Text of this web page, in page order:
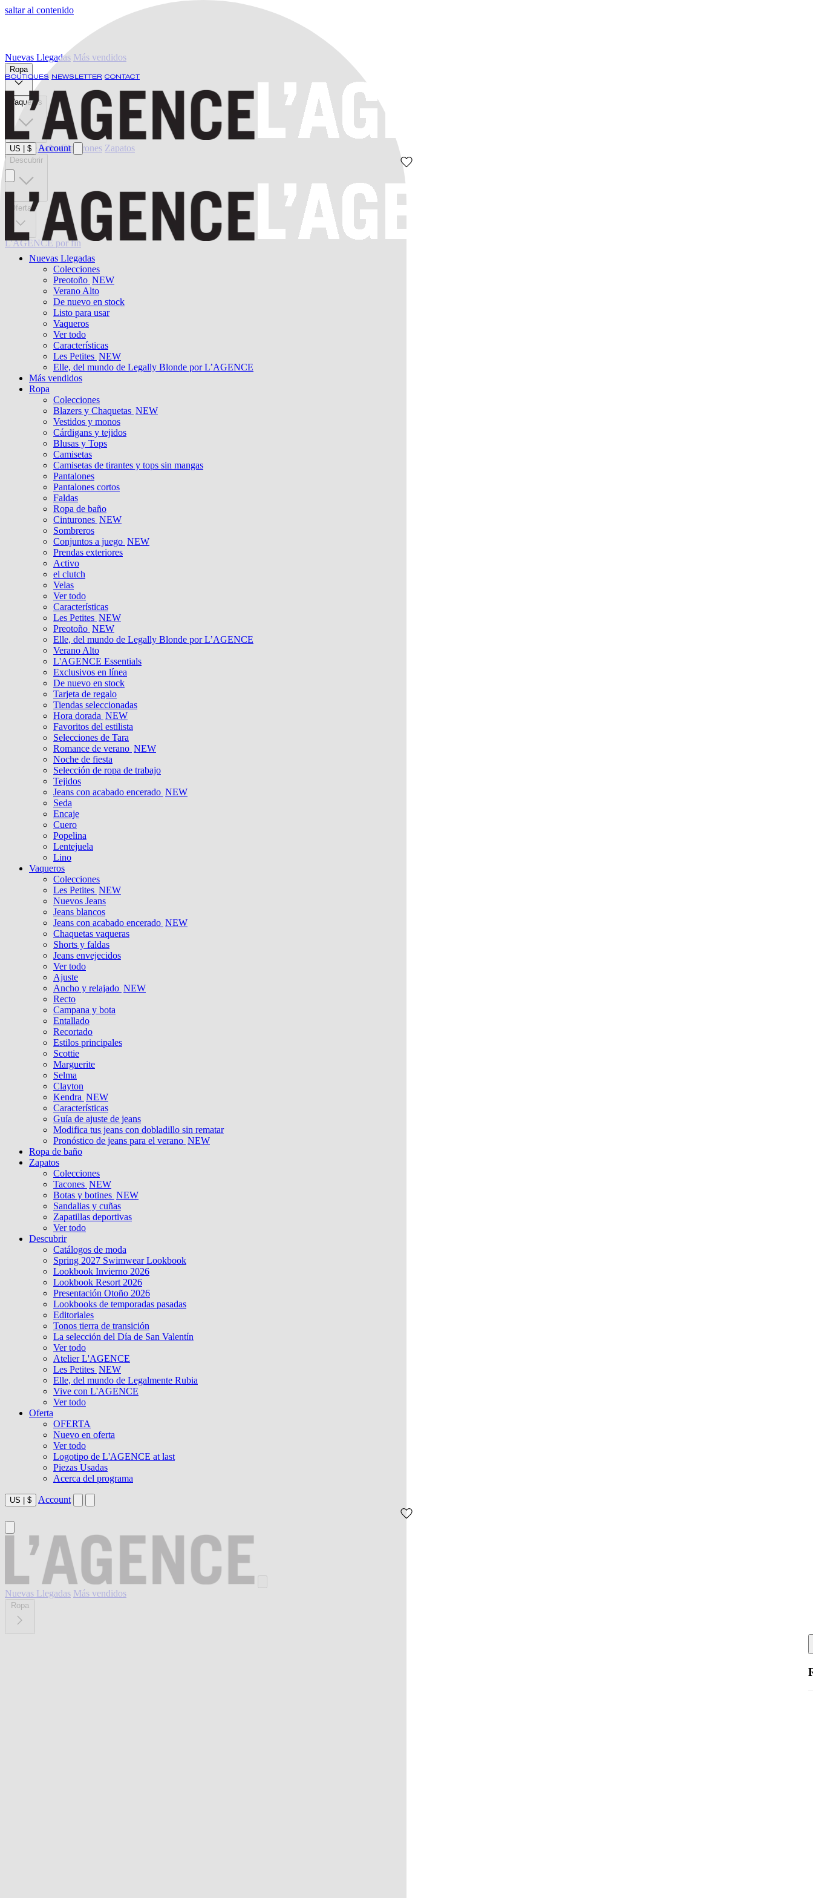
saltar al contenido
BOUTIQUES NEWSLETTER CONTACT
US $ Account
Nuevas Llegadas
Colecciones
Preotoño NEW
Verano Alto
De nuevo en stock
Listo para usar
Vaqueros
Ver todo
Características
Les Petites NEW
Elle, del mundo de Legally Blonde por L’AGENCE
Más vendidos
Ropa
Colecciones
Blazers y Chaquetas NEW
Vestidos y monos
Cárdigans y tejidos
Blusas y Tops
Camisetas
Camisetas de tirantes y tops sin mangas
Pantalones
Pantalones cortos
Faldas
Ropa de baño
Cinturones NEW
Sombreros
Conjuntos a juego NEW
Prendas exteriores
Activo
el clutch
Velas
Ver todo
Características
Les Petites NEW
Preotoño NEW
Elle, del mundo de Legally Blonde por L’AGENCE
Verano Alto
L'AGENCE Essentials
Exclusivos en línea
De nuevo en stock
Tarjeta de regalo
Tiendas seleccionadas
Hora dorada NEW
Favoritos del estilista
Selecciones de Tara
Romance de verano NEW
Noche de fiesta
Selección de ropa de trabajo
Tejidos
Jeans con acabado encerado NEW
Seda
Encaje
Cuero
Popelina
Lentejuela
Lino
Vaqueros
Colecciones
Les Petites NEW
Nuevos Jeans
Jeans blancos
Jeans con acabado encerado NEW
Chaquetas vaqueras
Shorts y faldas
Jeans envejecidos
Ver todo
Ajuste
Ancho y relajado NEW
Recto
Campana y bota
Entallado
Recortado
Estilos principales
Scottie
Marguerite
Selma
Clayton
Kendra NEW
Características
Guía de ajuste de jeans
Modifica tus jeans con dobladillo sin rematar
Pronóstico de jeans para el verano NEW
Ropa de baño
Zapatos
Colecciones
Tacones NEW
Botas y botines NEW
Sandalias y cuñas
Zapatillas deportivas
Ver todo
Descubrir
Catálogos de moda
Spring 2027 Swimwear Lookbook
Lookbook Invierno 2026
Lookbook Resort 2026
Presentación Otoño 2026
Lookbooks de temporadas pasadas
Editoriales
Tonos tierra de transición
La selección del Día de San Valentín
Ver todo
Atelier L'AGENCE
Les Petites NEW
Elle, del mundo de Legalmente Rubia
Vive con L'AGENCE
Ver todo
Oferta
OFERTA
Nuevo en oferta
Ver todo
Logotipo de L'AGENCE at last
Piezas Usadas
Acerca del programa
US $ Account
Nuevas Llegadas Más vendidos
Ropa
Nuevas Llegadas Más vendidos
Ropa
Vaqueros
Ropa de baño Cinturones Zapatos
Descubrir
Oferta
L'AGENCE por fin